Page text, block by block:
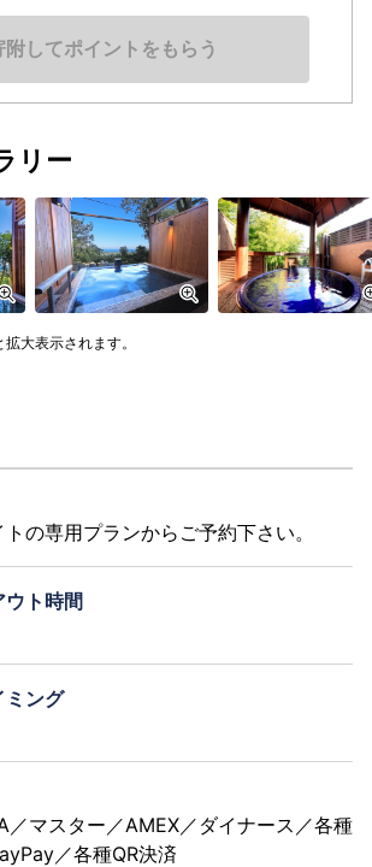
附してポイントをもらう
リー
大表示されます。
の専用プランからご予約下さい。
ウト時間
ミング
／マスター／AMEX／ダイナース／各種
／各種QR決済